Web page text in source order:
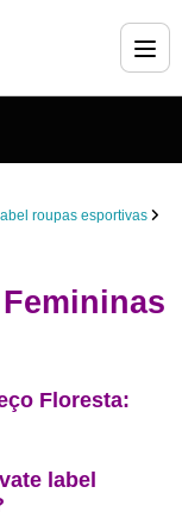
roupas esportivas
Floresta:
label